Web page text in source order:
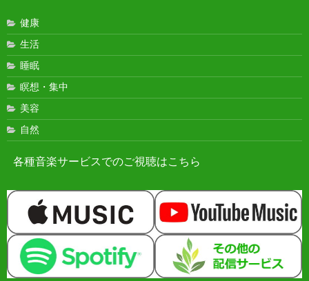
健康
生活
睡眠
瞑想・集中
美容
自然
各種音楽サービスでのご視聴はこちら